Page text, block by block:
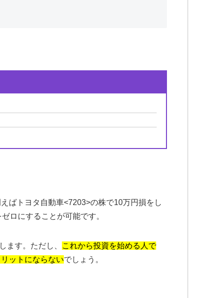
ばトヨタ自動車<7203>の株で10万円損をし
ロにすることが可能です。
ます。ただし、
これから投資を始める人で
ットにならないでしょう。